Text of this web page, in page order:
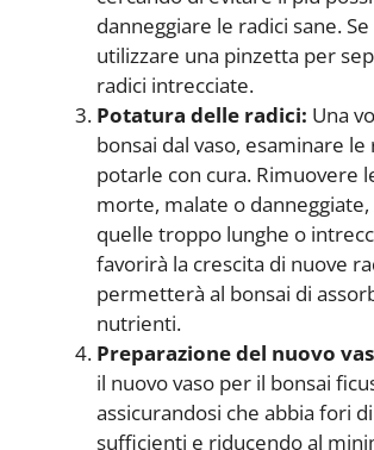
danneggiare le radici sane.
utilizzare una pinzetta per
radici intrecciate.
Potatura delle radici: Una
bonsai dal vaso, esaminare le
potarle con cura. Rimuovere
morte, malate o danneggiate,
quelle troppo lunghe o
favorirà la crescita di nuove
permetterà al bonsai di
nutrienti.
Preparazione del nuovo
il nuovo vaso per il bonsai
assicurandosi che abbia fori
sufficienti e riducendo al